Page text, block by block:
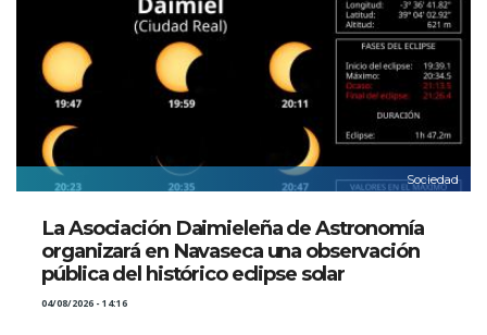
Sociedad
La Asociación Daimieleña de Astronomía
organizará en Navaseca una observación
pública del histórico eclipse solar
04/08/2026 - 14:16